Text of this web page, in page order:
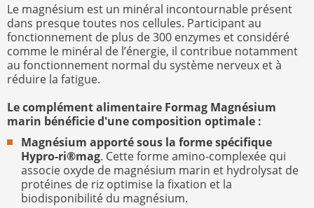
Le magnésium est un minéral incontournable présent
dans presque toutes nos cellules. Participant au
fonctionnement de plus de 300 enzymes et considéré
comme le minéral de l’énergie, il contribue notamment
au fonctionnement normal du système nerveux et à
réduire la fatigue.
Le complément alimentaire Formag Magnésium
marin bénéficie d'une composition optimale :
Magnésium apporté sous la forme spécifique
Hypro-ri®mag. Cette forme amino-complexée qui
associe oxyde de magnésium marin et hydrolysat de
protéines de riz optimise la fixation et la
biodisponibilité du magnésium.